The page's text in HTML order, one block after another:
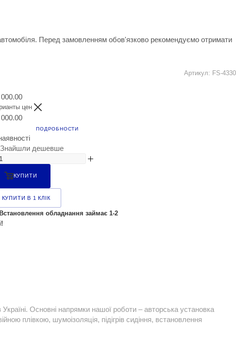
Перед замовленням обов'язково рекомендуємо отримати
Артикул: FS-4330
цен
ПОДРОБНОСТИ
Знайшли дешевше
КУПИТИ
КУПИТИ В 1 КЛІК
обладнання займає 1-2
Основні напрямки нашої роботи – авторська установка
плівкою, шумоізоляція, підігрів сидіння, встановлення